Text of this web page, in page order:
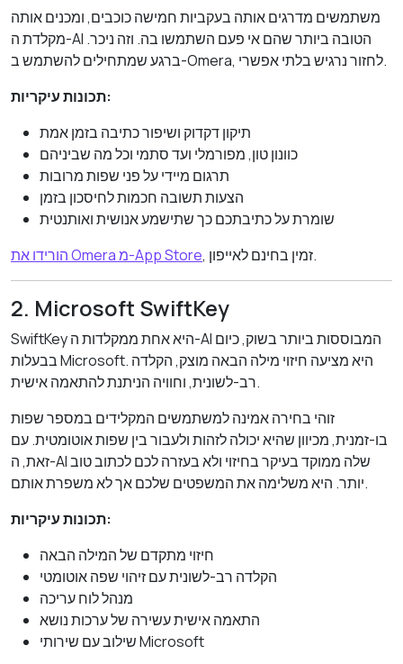
משתמשים מדרגים אותה בעקביות חמישה כוכבים, ומכנים אותה
מקלדת ה-AI הטובה ביותר שהם אי פעם השתמשו בה. וזה ניכר.
ברגע שמתחילים להשתמש ב-Omera, לחזור נרגיש בלתי אפשרי.
תכונות עיקריות:
תיקון דקדוק ושיפור כתיבה בזמן אמת
כוונון טון, מפורמלי ועד סתמי וכל מה שביניהם
תרגום מיידי על פני שפות מרובות
הצעות תשובה חכמות לחיסכון בזמן
שומרת על כתיבתכם כך שתישמע אנושית ואותנטית
הורידו את Omera מ-App Store
, זמין בחינם לאייפון.
2. Microsoft SwiftKey
SwiftKey היא אחת ממקלדות ה-AI המבוססות ביותר בשוק, כיום
בבעלות Microsoft. היא מציעה חיזוי מילה הבאה מוצק, הקלדה
רב-לשונית, וחוויה הניתנת להתאמה אישית.
זוהי בחירה אמינה למשתמשים המקלידים במספר שפות
בו-זמנית, מכיוון שהיא יכולה לזהות ולעבור בין שפות אוטומטית. עם
זאת, ה-AI שלה ממוקד בעיקר בחיזוי ולא בעזרה לכם לכתוב טוב
יותר. היא משלימה את המשפטים שלכם אך לא משפרת אותם.
תכונות עיקריות:
חיזוי מתקדם של המילה הבאה
הקלדה רב-לשונית עם זיהוי שפה אוטומטי
מנהל לוח עריכה
התאמה אישית עשירה של ערכות נושא
שילוב עם שירותי Microsoft